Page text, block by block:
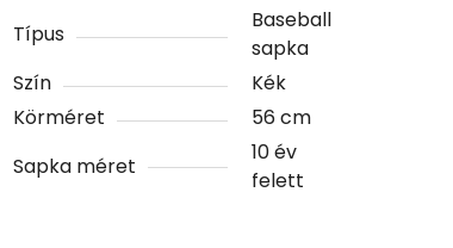
Típus
Baseball
sapka
Szín
Kék
Körméret
56 cm
Sapka méret
10 év
felett